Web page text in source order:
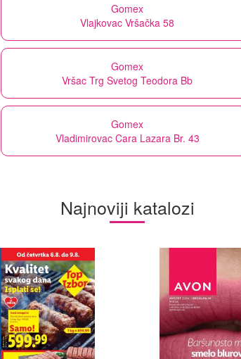
Gomex
Vlajkovac Vršačka 58
Gomex
Vršac Trg Svetog Teodora Bb
Gomex
Vladimirovac Cara Lazara Br. 43
Najnoviji katalozi